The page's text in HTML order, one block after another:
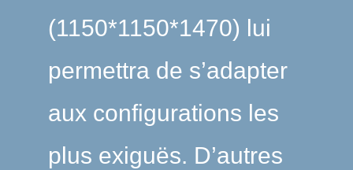
(1150*1150*1470) lui
permettra de s’adapter
aux configurations les
plus exiguës. D’autres